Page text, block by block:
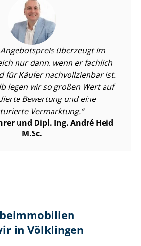
überzeugt im
nur dann, wenn er fachlich
für Käufer nachvollziehbar ist.
legen wir so großen Wert auf
Bewertung und eine
Vermarktung.
und Dipl. Ing. André Heid
M.Sc.
in Völklingen